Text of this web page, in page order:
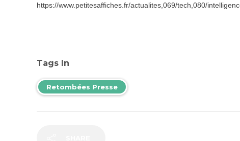
https://www.petitesaffiches.fr/actualites,069/tech,080/
Tags In
Retombées Presse